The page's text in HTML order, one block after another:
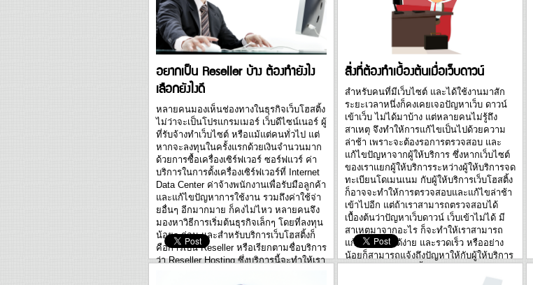
อยากเป็น Reseller บ้าง ต้องทำยังไง
เลือกยังไงดี
หลายคนมองเห็นช่องทางในธุรกิจเว็บโฮสติ้ง
ไม่ว่าจะเป็นโปรแกรมเมอร์ เว็บดีไซน์เนอร์ ผู้
ที่รับจ้างทำเว็บไซต์ หรือแม้แต่คนทั่วไป แต่
หากจะลงทุนในครั้งแรกด้วยเงินจำนวนมาก
ด้วยการซื้อเครื่องเซิร์ฟเวอร์ ซอร์ฟแวร์ ค่า
บริการในการตั้งเครื่องเซิร์ฟเวอร์ที่ Internet
Data Center ค่าจ้างพนักงานเพื่อรับมือลูกค้า
และแก้ไขปัญหาการใช้งาน รวมถึงค่าใช้จ่า
ยอื่นๆ อีกมากมาย ก็คงไม่ไหว หลายคนจึง
มองหาวิธีการเริ่มต้นธุรกิจเล็กๆ โดยที่ลงทุน
น้อยๆ ก่อน และสำหรับบริการเว็บโฮสติ้งก็
คือการเป็น Reseller หรือเรียกตามชื่อบริการ
ว่า Reseller Hosting ซึ่งบริการนี้จะทำให้เรา
สิ่งที่ต้องทำเบื้องต้นเมื่อเว็บดาวน์
สำหรับคนที่มีเว็บไซต์ และได้ใช้งานมาสัก
ระยะเวลาหนึ่งก็คงเคยเจอปัญหาเว็บ ดาวน์
เข้าเว็บ ไม่ได้มาบ้าง แต่หลายคนไม่รู้ถึง
สาเหตุ จึงทำให้การแก้ไขเป็นไปด้วยความ
ล่าช้า เพราะจะต้องรอการตรวจสอบ และ
แก้ไขปัญหาจากผู้ให้บริการ ซึ่งหากเว็บไซต์
ของเราแยกผู้ให้บริการระหว่างผู้ให้บริการจด
ทะเบียนโดเมนเนม กับผู้ให้บริการเว็บโฮสติ้ง
ก็อาจจะทำให้การตรวจสอบและแก้ไขล่าช้า
เข้าไปอีก แต่ถ้าเราสามารถตรวจสอบได้
เบื้องต้นว่าปัญหาเว็บดาวน์ เว็บเข้าไม่ได้ มี
สาเหตุมาจากอะไร ก็จะทำให้เราสามารถ
แก้ไขปัญหาได้ง่าย และรวดเร็ว หรืออย่าง
น้อยก็สามารถแจ้งถึงปัญหาให้กับผู้ให้บริการ
ที่ผู้ให้บริการบางรายไม่แจ้งปัญหาที่แท้จริง